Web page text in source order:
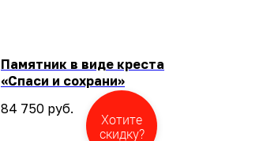
Памятник в виде креста
«Спаси и сохрани»
84 750 руб.
Хотите
скидку?